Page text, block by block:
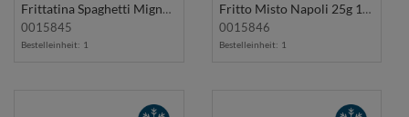
Frittatina Spaghetti Mignon 25g 1Kg RISPO
0015845
Bestelleinheit: 1
Fritto Misto Napoli 25g 1Kg RISPO
0015846
Bestelleinheit: 1